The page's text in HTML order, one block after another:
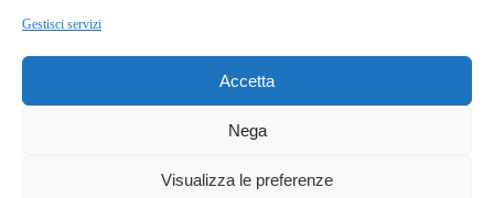
Gestisci servizi
Accetta
Nega
Visualizza le preferenze